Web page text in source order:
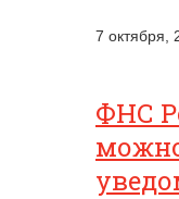
7 октября,
ФНС